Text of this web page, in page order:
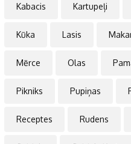
Kabacis Kartupeļi
Kūka Lasis
Mērce Olas
Pikniks Pupiņas
Receptes Rudens